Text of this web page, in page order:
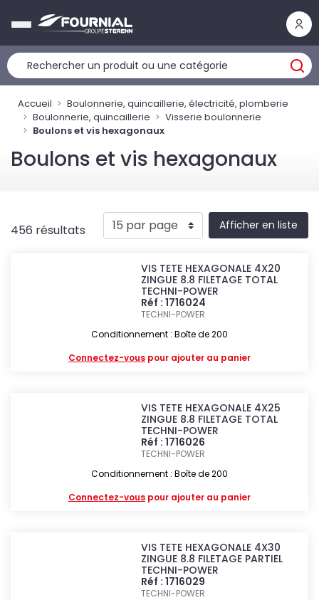
Accueil
Boulonnerie, quincaillerie, électricité, plomberie
Boulonnerie, quincaillerie
Visserie boulonnerie
Boulons et vis hexagonaux
Boulons et vis hexagonaux
456 résultats Afficher en liste
VIS TETE HEXAGONALE 4X20
ZINGUE 8.8 FILETAGE TOTAL
TECHNI-POWER
Réf : 1716024
TECHNI-POWER
Conditionnement : Boîte de 200
Connectez-vous pour ajouter au panier
VIS TETE HEXAGONALE 4X25
ZINGUE 8.8 FILETAGE TOTAL
TECHNI-POWER
Réf : 1716026
TECHNI-POWER
Conditionnement : Boîte de 200
Connectez-vous pour ajouter au panier
VIS TETE HEXAGONALE 4X30
ZINGUE 8.8 FILETAGE PARTIEL
TECHNI-POWER
Réf : 1716029
TECHNI-POWER